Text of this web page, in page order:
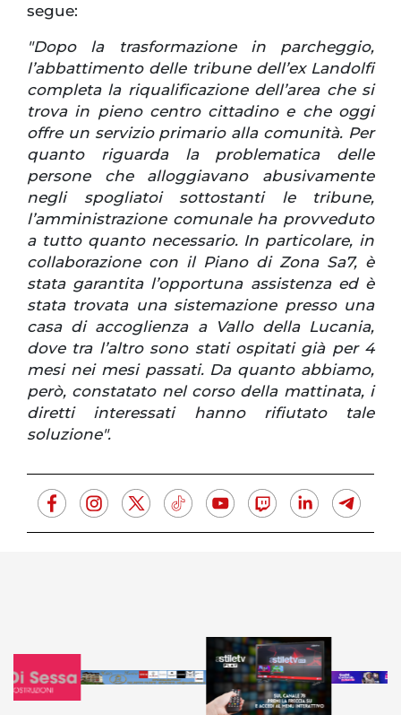
segue:
"Dopo la trasformazione in parcheggio,
l’abbattimento delle tribune dell’ex Landolfi
completa la riqualificazione dell’area che si
trova in pieno centro cittadino e che oggi
offre un servizio primario alla comunità. Per
quanto riguarda la problematica delle
persone che alloggiavano abusivamente
negli spogliatoi sottostanti le tribune,
l’amministrazione comunale ha provveduto
a tutto quanto necessario. In particolare, in
collaborazione con il Piano di Zona Sa7, è
stata garantita l’opportuna assistenza ed è
stata trovata una sistemazione presso una
casa di accoglienza a Vallo della Lucania,
dove tra l’altro sono stati ospitati già per 4
mesi nei mesi passati. Da quanto abbiamo,
però, constatato nel corso della mattinata, i
diretti interessati hanno rifiutato tale
soluzione".